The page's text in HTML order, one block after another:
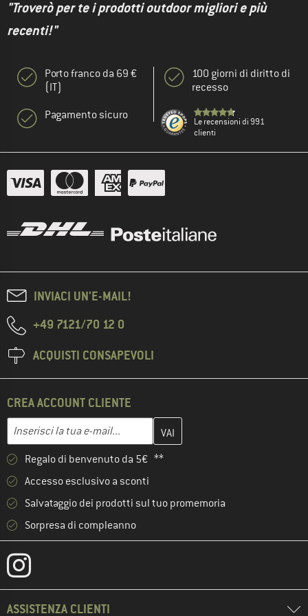
"Troverò per te i prodotti outdoor migliori e più
recenti!"
Porto franco da 69 €
(IT)
Pagamento sicuro
100 giorni di diritto di
recesso
Le recensioni di 991
clienti
INVIACI UN'E-MAIL!
+49 7121/70 12 0
ACQUISTI CONSAPEVOLI
CREA ACCOUNT CLIENTE
Indirizzo e-mail
Inserisci qui il tuo indirizzo e-mail e crea il tuo account cliente
Regalo di benvenuto da 5€ **
Accesso esclusivo a sconti
Salvataggio dei prodotti sul tuo promemoria
Sorpresa di compleanno
ASSISTENZA CLIENTI